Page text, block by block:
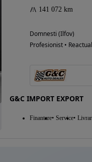
141 072 km
Domnesti (Ilfov)
Profesionist •
G&C IMPORT EXPORT
Finantare Service